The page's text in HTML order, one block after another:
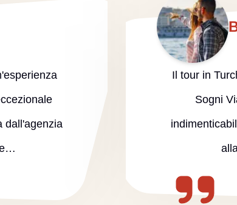
dall'agenzia
Il tour in
Sogni